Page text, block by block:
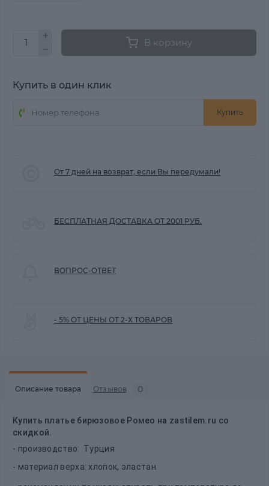
В корзину
Купить в один клик
Купить
От 7 дней на возврат, если Вы передумали!
БЕСПЛАТНАЯ ДОСТАВКА ОТ 2001 РУБ.
ВОПРОС-ОТВЕТ
- 5% ОТ ЦЕНЫ ОТ 2-Х ТОВАРОВ
Описание товара Отзывов 0
Купить платье бирюзовое Ромео на zastilem.ru со
скидкой.
- производство: Турция
- материал верха: хлопок, эластан